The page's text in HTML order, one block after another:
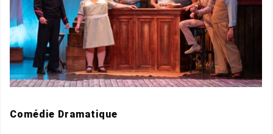
Comédie Dramatique